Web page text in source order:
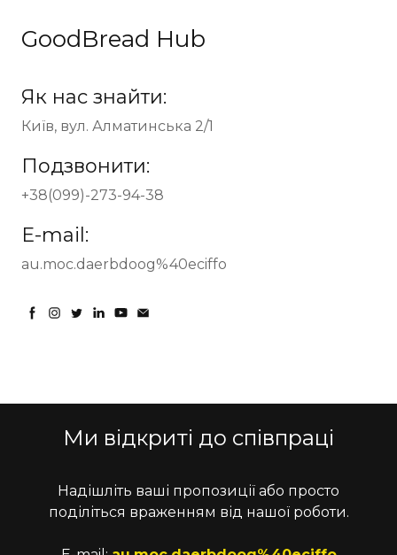
GoodBread Hub
Як нас знайти:
Київ, вул. Алматинська 2/1
Подзвонити:
+38(099)-273-94-38
E-mail:
au.moc.daerbdoog%40eciffo
Ми відкриті до співпраці
Надішліть ваші пропозиції або просто
поділіться враженням від нашої роботи.